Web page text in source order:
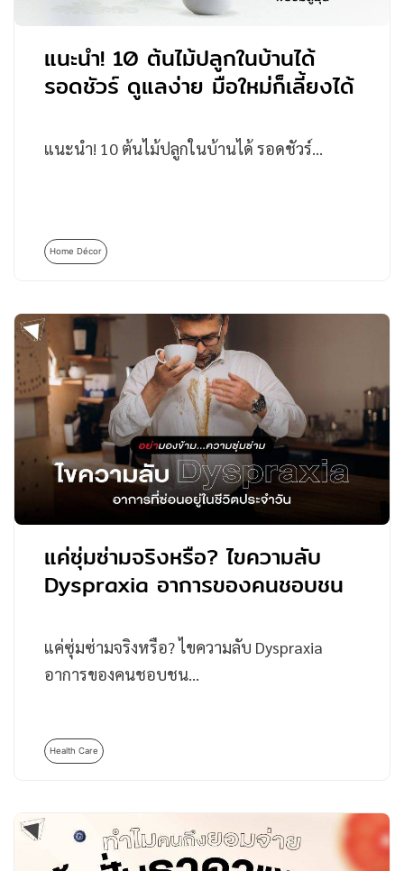
แนะนำ! 10 ต้นไม้ปลูกในบ้านได้
รอดชัวร์ ดูแลง่าย มือใหม่ก็เลี้ยงได้
แนะนำ! 10 ต้นไม้ปลูกในบ้านได้ รอดชัวร์…
Home Décor
แค่ซุ่มซ่ามจริงหรือ? ไขความลับ
Dyspraxia อาการของคนชอบชน
แค่ซุ่มซ่ามจริงหรือ? ไขความลับ Dyspraxia
อาการของคนชอบชน…
Health Care